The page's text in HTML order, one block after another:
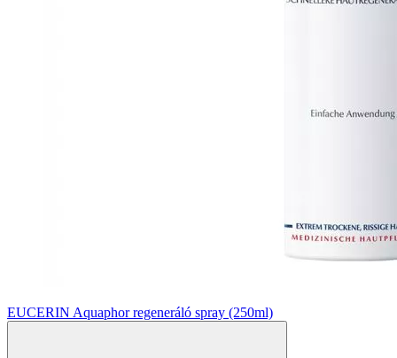
EUCERIN Aquaphor regeneráló spray (250ml)